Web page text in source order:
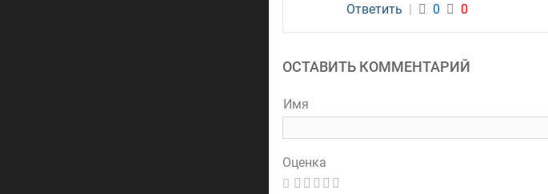
Ответить | 0 0
ОСТАВИТЬ КОММЕНТАРИЙ
Имя
Оценка